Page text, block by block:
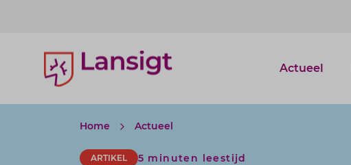
Lansigt Accountants logo
Actueel
Home Actueel
ARTIKEL 5 minuten leestijd